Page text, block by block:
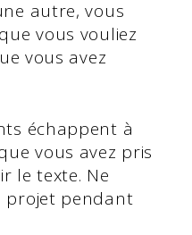
autre, vous
vous vouliez
vous avez
échappent à
vous avez pris
le texte. Ne
projet pendant